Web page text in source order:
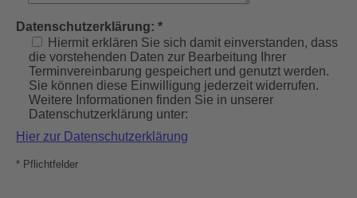
Datenschutzerklärung: *
Hiermit erklären Sie sich damit einverstanden, dass
die vorstehenden Daten zur Bearbeitung Ihrer
Terminvereinbarung gespeichert und genutzt werden.
Sie können diese Einwilligung jederzeit widerrufen.
Weitere Informationen finden Sie in unserer
Datenschutzerklärung unter:
Hier zur Datenschutzerklärung
* Pflichtfelder